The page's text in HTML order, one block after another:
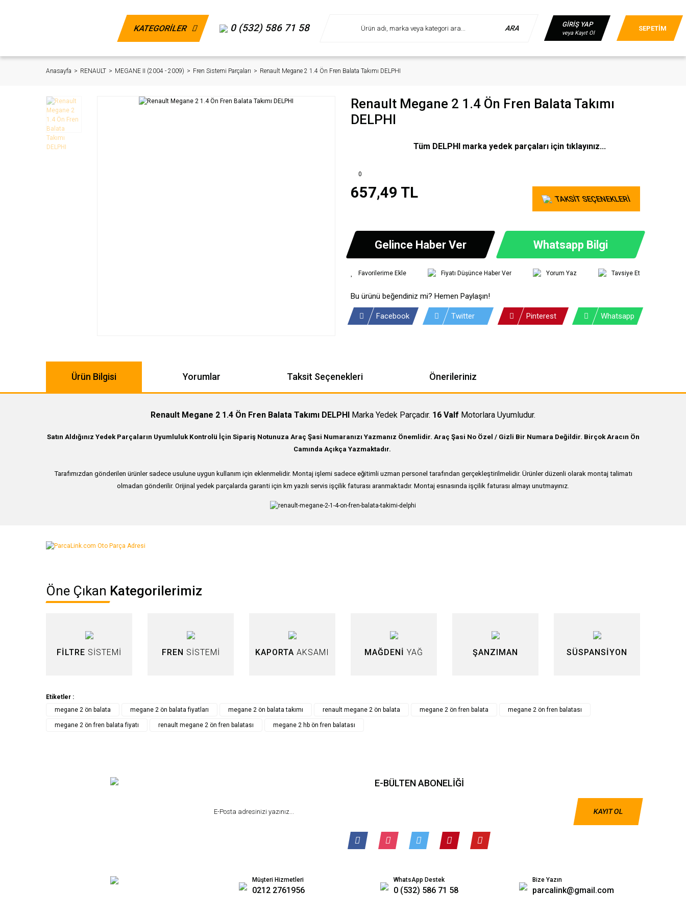
KATEGORİLER 0 (532) 586 71 58 ARA GİRİŞ YAP
veya Kayıt Ol
SEPETİM
Anasayfa RENAULT MEGANE II (2004 - 2009) Fren Sistemi Parçaları Renault Megane 2 1.4 Ön Fren Balata Takımı DELPHI
Renault Megane 2 1.4 Ön Fren Balata Takımı
DELPHI
Tüm DELPHI marka yedek parçaları için tıklayınız...
0
657,49 TL TAKSİT SEÇENEKLERİ
Gelince Haber Ver Whatsapp Bilgi
Fiyatı Düşünce Haber Ver Yorum Yaz Tavsiye Et
Bu ürünü beğendiniz mi? Hemen Paylaşın!
Facebook Twitter Pinterest Whatsapp
Ürün Bilgisi Yorumlar Taksit Seçenekleri Önerileriniz
Renault Megane 2 1.4 Ön Fren Balata Takımı DELPHI Marka Yedek Parçadır. 16 Valf Motorlara Uyumludur.
Satın Aldığınız Yedek Parçaların Uyumluluk Kontrolü İçin Sipariş Notunuza Araç Şasi Numaranızı Yazmanız Önemlidir. Araç Şasi No Özel / Gizli Bir Numara Değildir. Birçok Aracın Ön
Camında Açıkça Yazmaktadır.
Tarafımızdan gönderilen ürünler sadece usulune uygun kullanım için eklenmelidir. Montaj işlemi sadece eğitimli uzman personel tarafından gerçekleştirilmelidir. Ürünler düzenli olarak montaj talimatı
olmadan gönderilir. Orijinal yedek parçalarda garanti için km yazılı servis işçilik faturası aranmaktadır. Montaj esnasında işçilik faturası almayı unutmayınız.
Bu ürünün fiyat bilgisi, resim, ürün açıklamalarında ve diğer konularda yetersiz gördüğünüz noktaları öneri formunu kullanarak tarafımıza iletebilirsiniz.
Ürün açıklamasında eksik bilgiler bulunuyor.
Bu ürüne benzer farklı alternatifler olmalı.
Gönder
Öne Çıkan Kategorilerimiz
FİLTRE SİSTEMİ FREN SİSTEMİ KAPORTA AKSAMI MAĞDENİ YAĞ ŞANZIMAN SÜSPANSİYON
Etiketler :
megane 2 ön balata
megane 2 ön balata fiyatları megane 2 ön balata takımı renault megane 2 ön balata megane 2 ön fren balata megane 2 ön fren balatası
megane 2 ön fren balata fiyatı renault megane 2 ön fren balatası megane 2 hb ön fren balatası
E-BÜLTEN ABONELİĞİ
KAYIT OL
Müşteri Hizmetleri
0212 2761956
WhatsApp Destek
0 (532) 586 71 58
Bize Yazın
parcalink@gmail.com